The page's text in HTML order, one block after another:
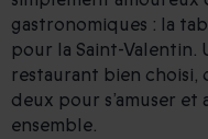
gastronomiques : la
pour la Saint-Valentin.
restaurant bien choisi,
deux pour s’amuser
ensemble.